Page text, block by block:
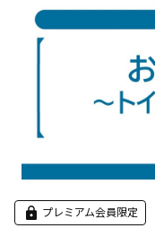
プレミアム会員限定